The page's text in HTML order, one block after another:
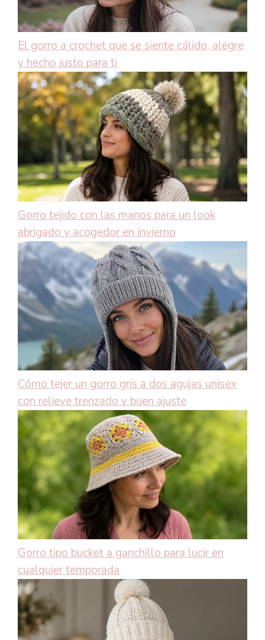
El gorro a crochet que se siente cálido, alegre
y hecho justo para ti
Gorro tejido con las manos para un look
abrigado y acogedor en invierno
Cómo tejer un gorro gris a dos agujas unisex
con relieve trenzado y buen ajuste
Gorro tipo bucket a ganchillo para lucir en
cualquier temporada